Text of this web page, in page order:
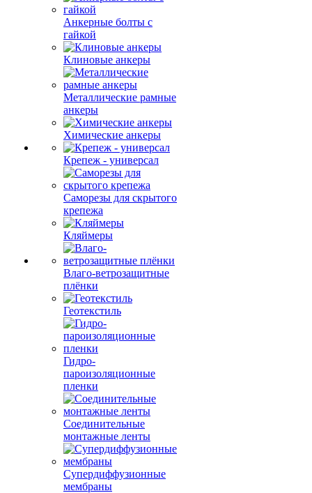
Анкерные болты с
гайкой
Клиновые анкеры
Металлические рамные
анкеры
Химические анкеры
Крепеж - универсал
Саморезы для скрытого
крепежа
Кляймеры
Влаго-ветрозащитные
плёнки
Геотекстиль
Гидро-
пароизоляционные
пленки
Соединительные
монтажные ленты
Супердиффузионные
мембраны